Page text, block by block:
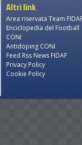
Altri link
Area riservata Team
Enciclopedia del Football
CONI
Antidoping CONI
Feed Rss News FIDAF
Privacy Policy
Cookie Policy